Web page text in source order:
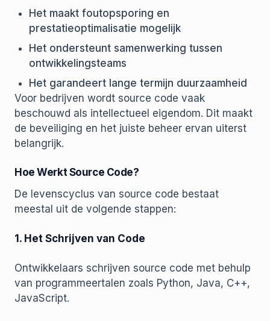
Het maakt foutopsporing en
prestatieoptimalisatie mogelijk
Het ondersteunt samenwerking tussen
ontwikkelingsteams
Het garandeert lange termijn duurzaamheid
Voor bedrijven wordt source code vaak
beschouwd als intellectueel eigendom. Dit maakt
de beveiliging en het juiste beheer ervan uiterst
belangrijk.
Hoe Werkt Source Code?
De levenscyclus van source code bestaat
meestal uit de volgende stappen:
1. Het Schrijven van Code
Ontwikkelaars schrijven source code met behulp
van programmeertalen zoals Python, Java, C++,
JavaScript.